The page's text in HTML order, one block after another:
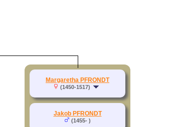
Margaretha PFRONDT
(1450-1517)
Jakob PFRONDT
(1455- )